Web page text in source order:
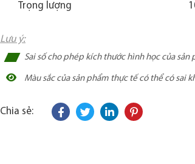
Trọng lượng
Lưu ý:
Sai số cho phép kích thước hình học của sản
Màu sắc của sản phẩm thực tế có thể có sai
Chia sẻ: